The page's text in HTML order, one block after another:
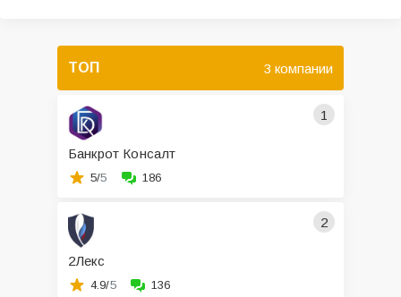
ТОП 3 компании
1
Банкрот Консалт
5/5 186
2
2Лекс
4.9/5 136